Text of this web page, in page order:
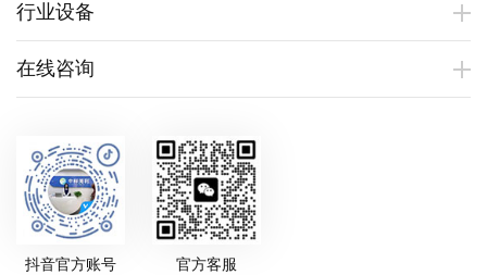
行业设备
在线咨询
抖音官方账号 官方客服